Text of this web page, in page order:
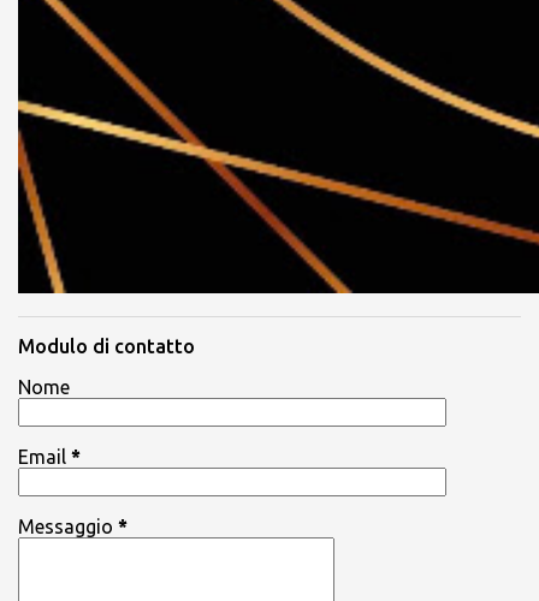
Modulo di contatto
Nome
Email *
Messaggio *